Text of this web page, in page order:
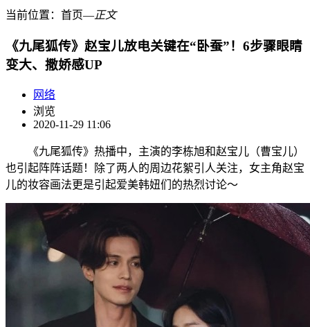
当前位置： 首页―正文
《九尾狐传》赵宝儿放电关键在“卧蚕”！6步骤眼睛
变大、撒娇感UP
网络
浏览
2020-11-29 11:06
《九尾狐传》热播中，主演的李栋旭和赵宝儿（曹宝儿）
也引起阵阵话题！除了两人的周边花絮引人关注，女主角赵宝
儿的妆容画法更是引起爱美韩妞们的热烈讨论～